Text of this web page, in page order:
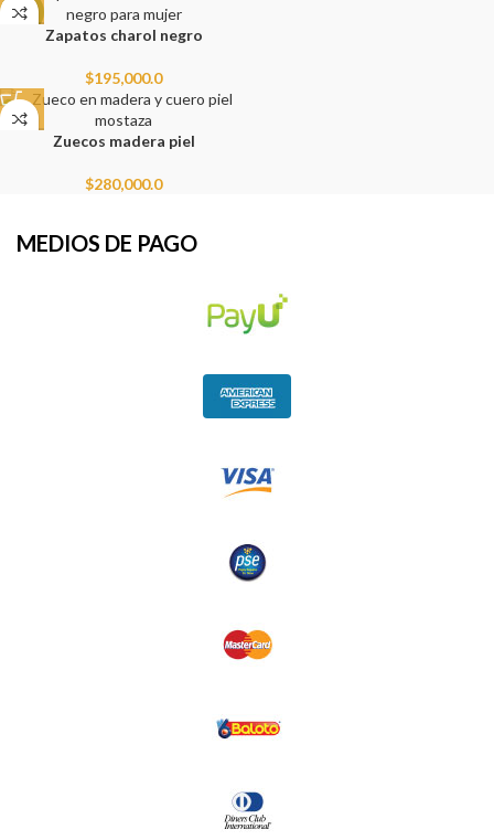
NEW
Zapatos charol negro
$195,000.0
Zuecos madera piel
$280,000.0
MEDIOS DE PAGO